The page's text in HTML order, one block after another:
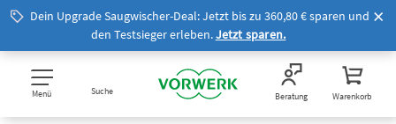
Dein Upgrade Saugwischer-Deal: Jetzt bis zu 360,80 € sparen und
den Testsieger erleben.Jetzt sparen.
Menü Suche Beratung Warenkorb